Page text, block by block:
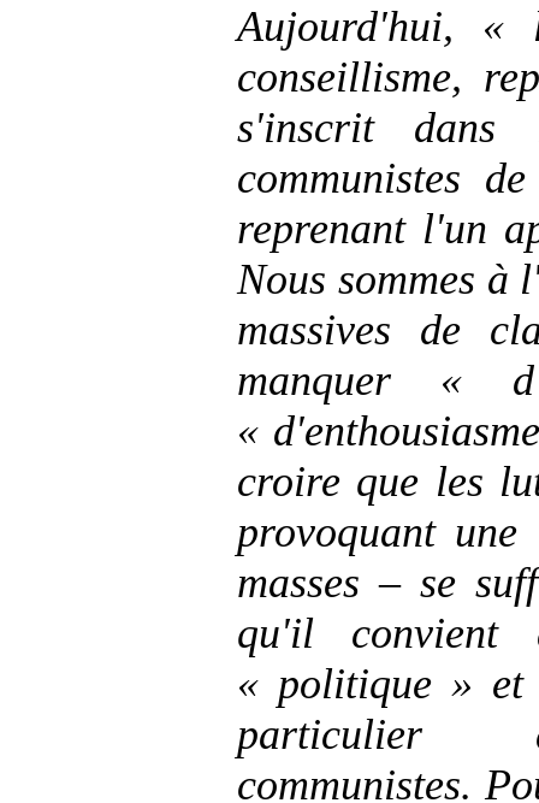
Aujourd'hui, «
conseillisme,
s'inscrit dans
communistes
reprenant l'un
Nous sommes à
massives de
manquer «
«
croire que les
provoquant
masses – se
qu'il convient
« politique » et
particulier
communistes.